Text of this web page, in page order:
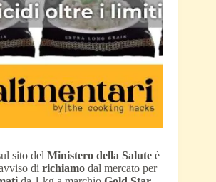
sito del Ministero della Salute è
di richiamo dal mercato per